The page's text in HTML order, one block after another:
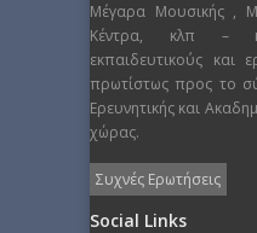
Μέγαρα Μουσικής ,
Κέντρα, κλπ –
εκπαιδευτικούς και
πρωτίστως προς το
Ερευνητικής και
χώρας.
Συχνές Ερωτήσεις
Social Links